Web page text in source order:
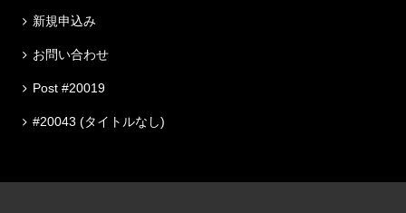
新規申込み
お問い合わせ
Post #20019
#20043 (タイトルなし)